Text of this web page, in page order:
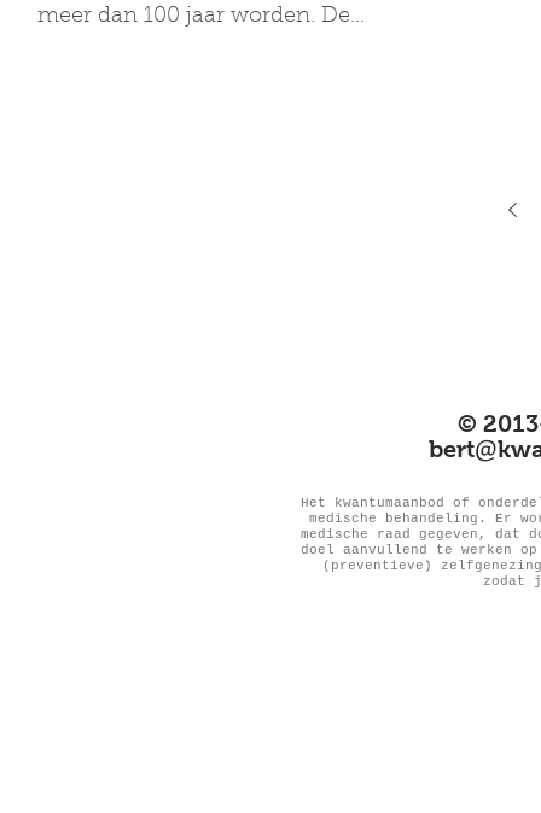
meer dan 100 jaar worden. De...
©
bert@
Het kwantumaanbod of
medische behandeling. Er
medische raad gegeven, dat
doel aanvullend te werken
(preventieve)
zodat